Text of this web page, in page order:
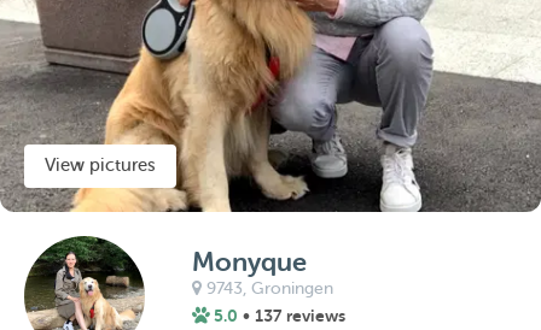
View pictures
Monyque
9743,Groningen
5.0 • 137 reviews